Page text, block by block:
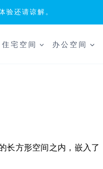
验还请谅解。
住宅空间 办公空间
长方形空间之内，嵌入了